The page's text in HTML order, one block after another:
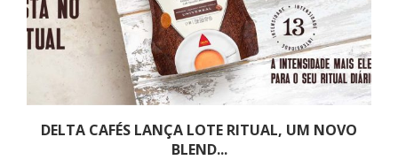
DELTA CAFÉS LANÇA LOTE RITUAL, UM NOVO
BLEND...